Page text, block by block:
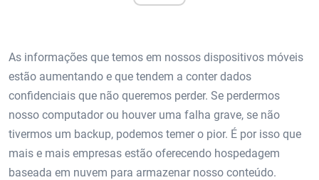
As informações que temos em nossos dispositivos móveis
estão aumentando e que tendem a conter dados
confidenciais que não queremos perder. Se perdermos
nosso computador ou houver uma falha grave, se não
tivermos um backup, podemos temer o pior. É por isso que
mais e mais empresas estão oferecendo hospedagem
baseada em nuvem para armazenar nosso conteúdo.